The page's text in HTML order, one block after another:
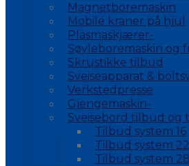
Magnetboremaskin
Mobile kraner på hjul
Plasmaskjærer-
Søyleboremaskin og
Skrustikke tilbud
Sveiseapparat &
Verkstedpresse
Gjengemaskin-
Sveisebord tilbud og
Tilbud system 16
Tilbud system 22
Tilbud system 28